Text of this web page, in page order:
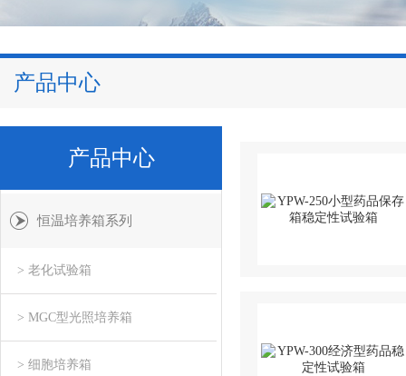
产品中心
产品中心
恒温培养箱系列
> 老化试验箱
> MGC型光照培养箱
> 细胞培养箱